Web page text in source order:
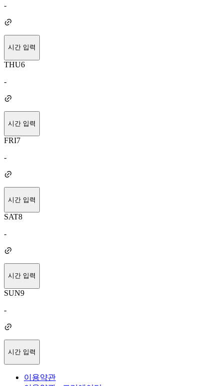
-
시간 입력
THU6
-
시간 입력
FRI7
-
시간 입력
SAT8
-
시간 입력
SUN9
-
시간 입력
이용약관